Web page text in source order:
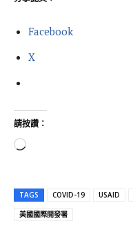
Facebook
X
請按讚：
正
入
.
TAGS COVID-19 USAID
美國國際開發署